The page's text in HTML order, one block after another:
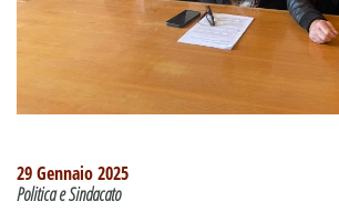
29 Gennaio 2025
Politica e Sindacato